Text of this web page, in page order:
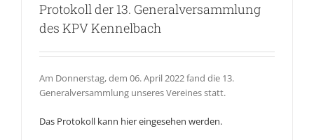
Protokoll der 13. Generalversammlung
des KPV Kennelbach
Am Donnerstag, dem 06. April 2022fand die 13.
Generalversammlung unseres Vereines statt.
Das Protokoll kann hier eingesehen werden.